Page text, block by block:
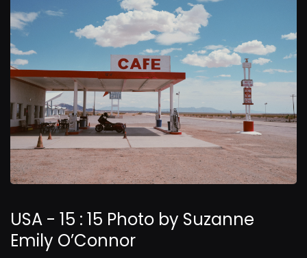
USA - 15 : 15 Photo by Suzanne
Emily O’Connor